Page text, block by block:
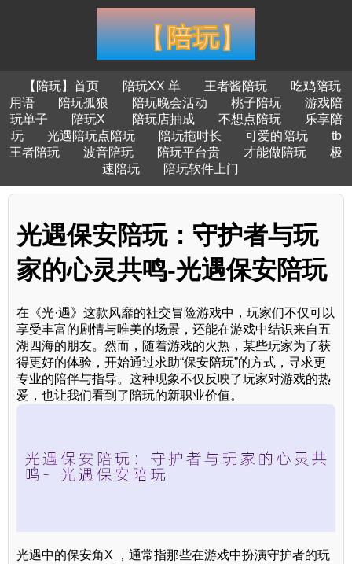
【陪玩】首页 陪玩XX 单 王者酱陪玩
吃鸡陪玩
用语
陪玩孤狼 陪玩晚会活动 桃子陪玩
游戏陪
玩单子
陪玩X 陪玩店抽成 不想点陪玩
乐享陪
玩
光遇陪玩点陪玩 陪玩拖时长 可爱的陪玩
tb
王者陪玩
波音陪玩 陪玩平台贵 才能做陪玩
极
速陪玩
陪玩软件上门
光遇保安陪玩：守护者与玩
家的心灵共鸣-光遇保安陪玩
在《光·遇》这款风靡的社交冒险游戏中，玩家们不仅可以
享受丰富的剧情与唯美的场景，还能在游戏中结识来自五
湖四海的朋友。然而，随着游戏的火热，某些玩家为了获
得更好的体验，开始通过求助“保安陪玩”的方式，寻求更
专业的陪伴与指导。这种现象不仅反映了玩家对游戏的热
爱，也让我们看到了陪玩的新职业价值。
光遇中的保安角X ，通常指那些在游戏中扮演守护者的玩